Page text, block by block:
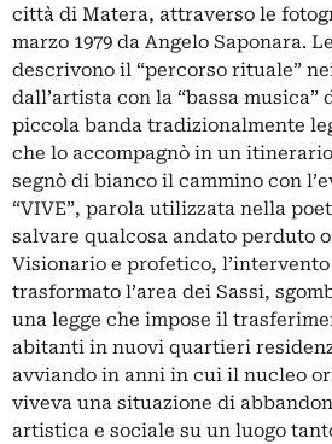
città di Matera, attraverso le
marzo 1979 da Angelo Saponara.
descrivono il “percorso rituale”
dall’artista con la “bassa musica”
piccola banda tradizionalmente
che lo accompagnò in un
segnò di bianco il cammino con
“VIVE”, parola utilizzata nella
salvare qualcosa andato perduto
Visionario e profetico,
trasformato l’area dei Sassi,
una legge che impose il
abitanti in nuovi quartieri
avviando in anni in cui il nucleo
viveva una situazione di
artistica e sociale su un luogo